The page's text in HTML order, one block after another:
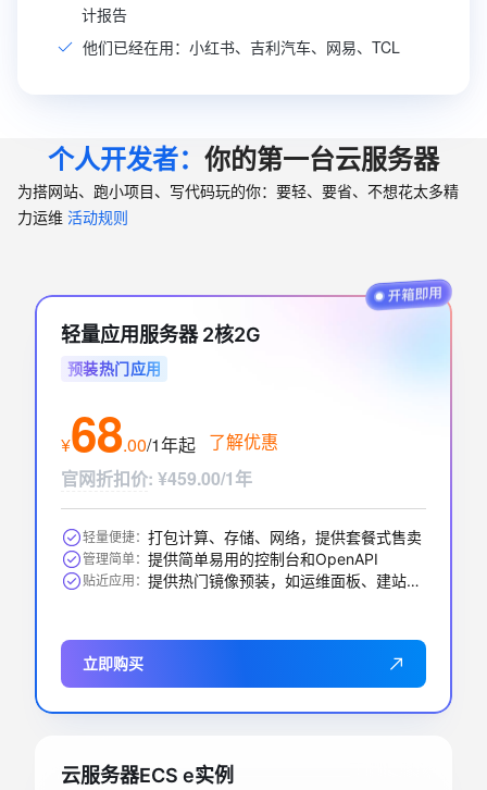
计报告
他们已经在用：小红书、吉利汽车、网易、TCL
个人开发者： 你的第一台云服务器
为搭网站、跑小项目、写代码玩的你：要轻、要省、不想花太多精
力运维 活动规则
轻量应用服务器 2核2G
预装热门应用
¥68.00/1年起 了解优惠
官网折扣价: ¥459.00/1年
轻量便捷： 打包计算、存储、网络，提供套餐式售卖
管理简单： 提供简单易用的控制台和OpenAPI
贴近应用： 提供热门镜像预装，如运维面板、建站、AI应用等
立即购买
云服务器ECS e实例